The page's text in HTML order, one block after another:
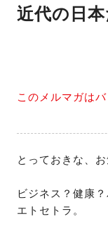
近代の日
このメルマガは
とっておきな、
ビジネス？健康
エトセトラ。